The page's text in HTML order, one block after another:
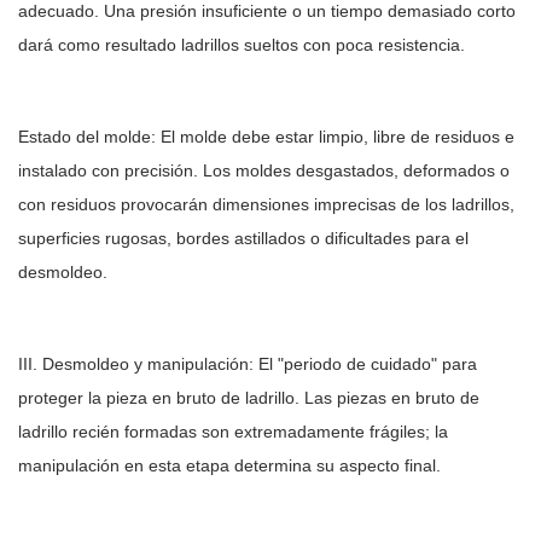
adecuado. Una presión insuficiente o un tiempo demasiado corto
dará como resultado ladrillos sueltos con poca resistencia.
Estado del molde: El molde debe estar limpio, libre de residuos e
instalado con precisión. Los moldes desgastados, deformados o
con residuos provocarán dimensiones imprecisas de los ladrillos,
superficies rugosas, bordes astillados o dificultades para el
desmoldeo.
III. Desmoldeo y manipulación: El "periodo de cuidado" para
proteger la pieza en bruto de ladrillo. Las piezas en bruto de
ladrillo recién formadas son extremadamente frágiles; la
manipulación en esta etapa determina su aspecto final.